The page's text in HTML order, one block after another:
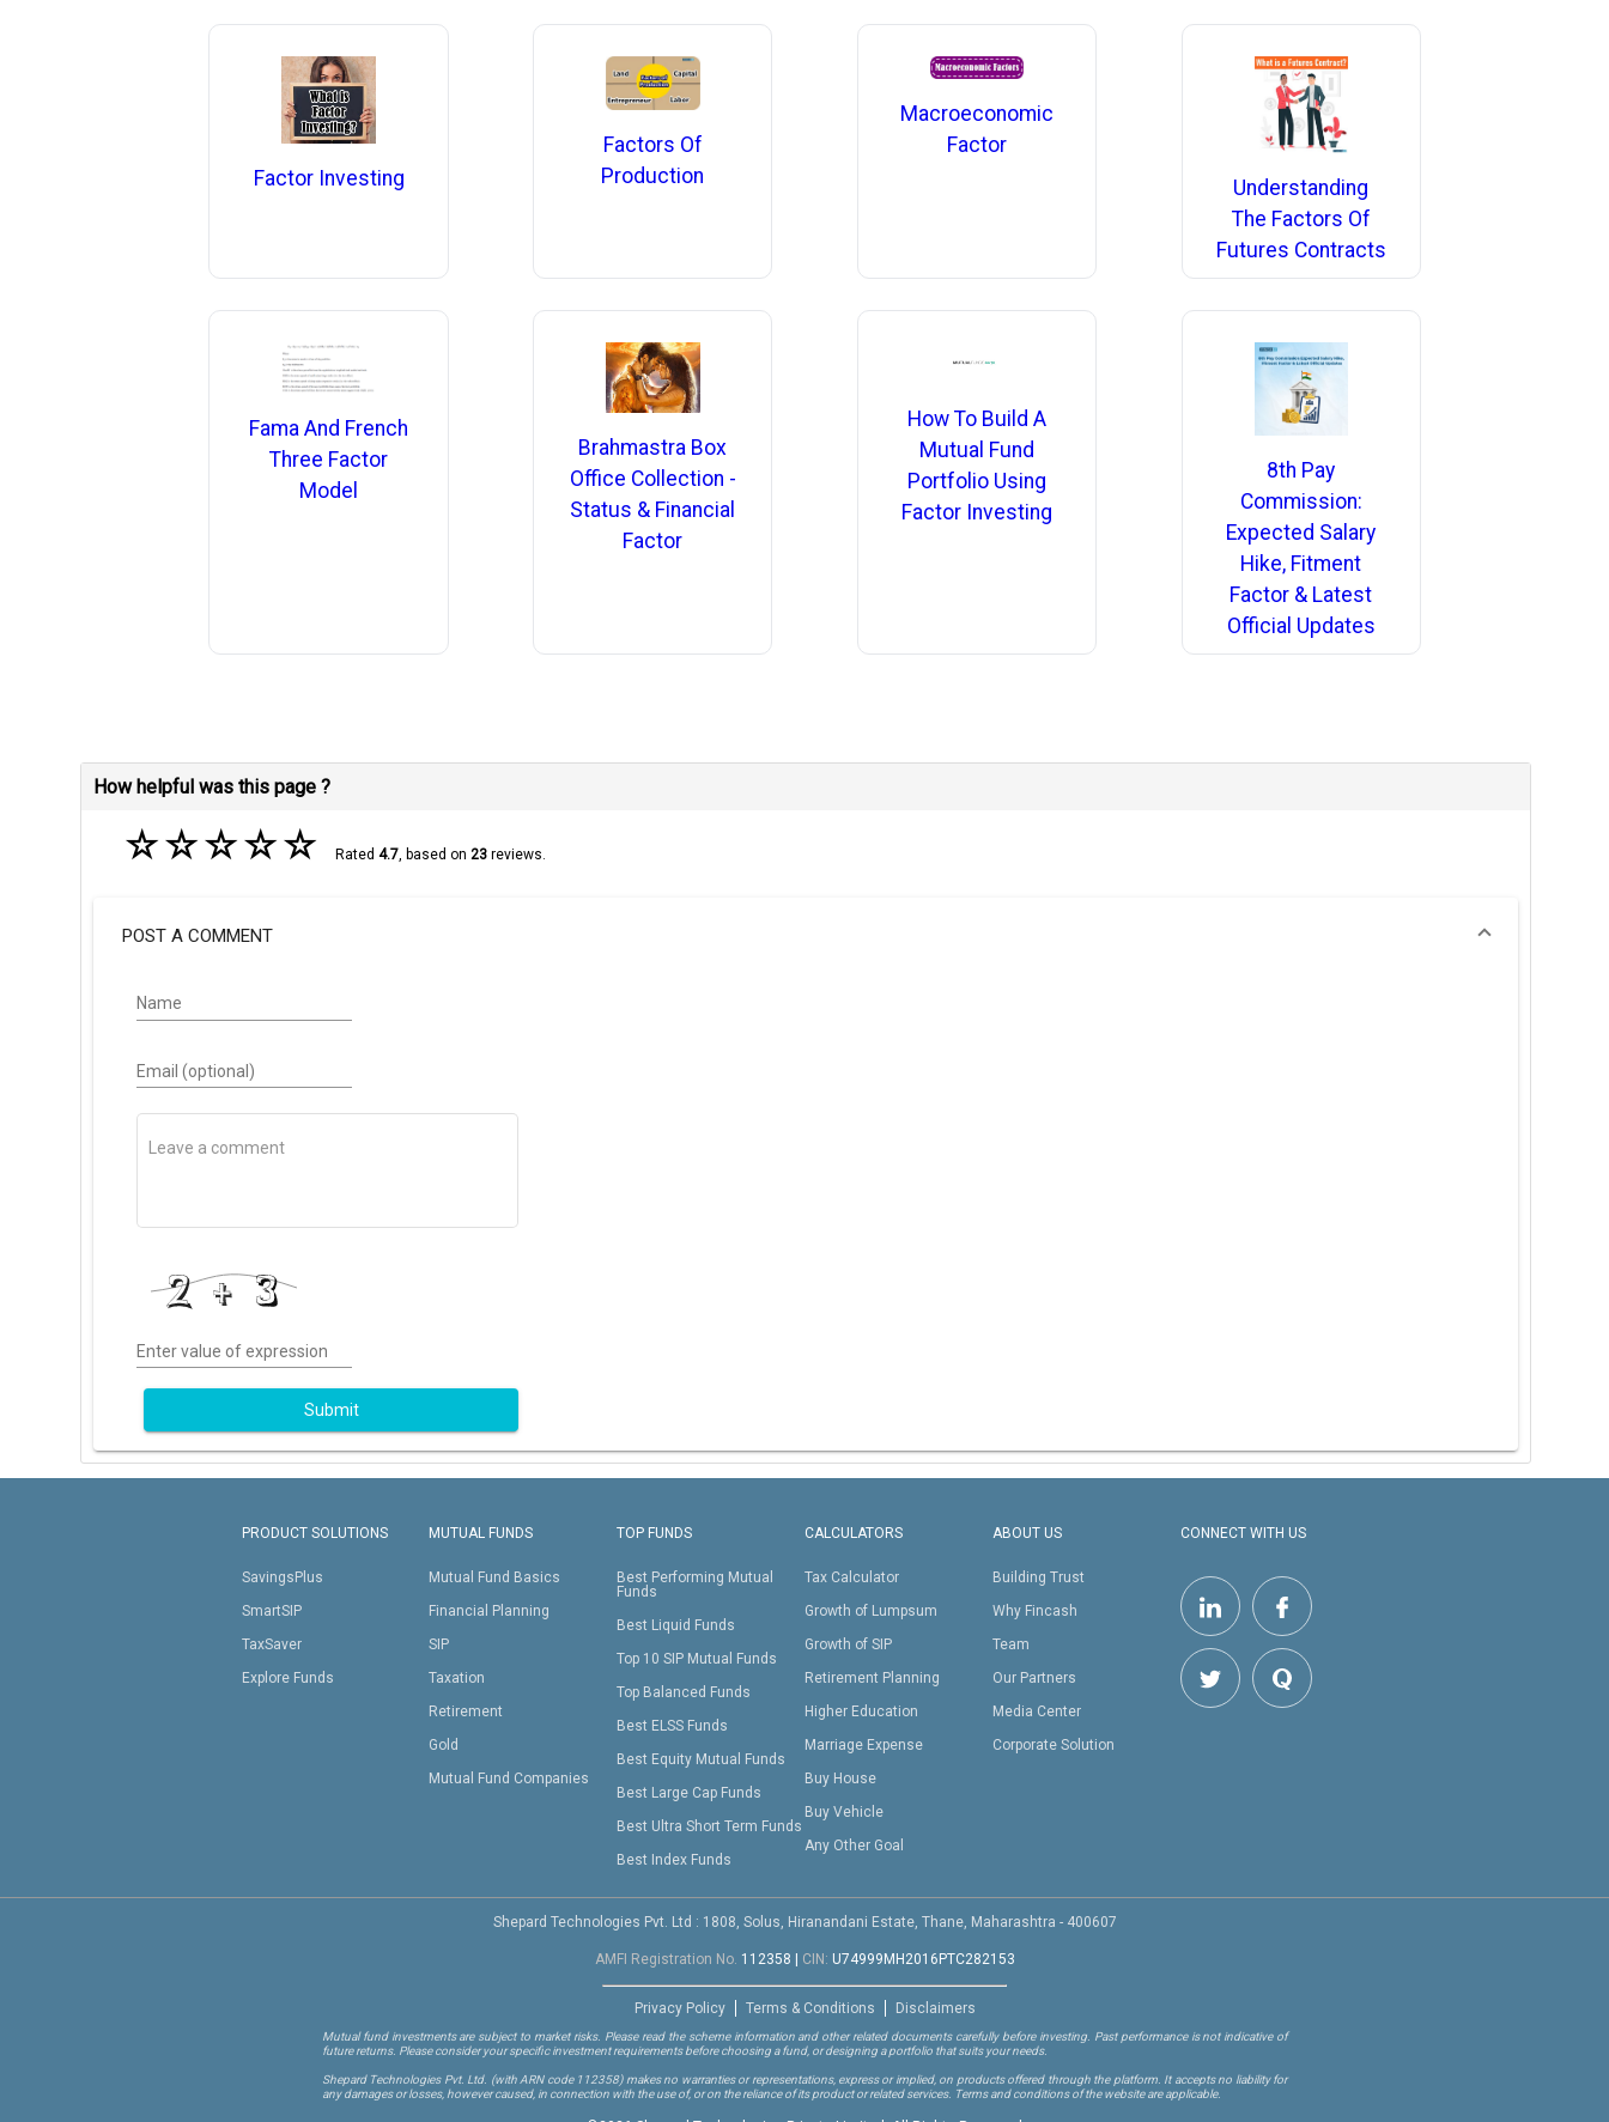
Factor Investing
Factors Of
Production
Macroeconomic
Factor
Understanding
The Factors Of
Futures Contracts
Fama And French
Three Factor
Model
Brahmastra Box
Office Collection -
Status & Financial
Factor
How To Build A
Mutual Fund
Portfolio Using
Factor Investing
8th Pay
Commission:
Expected Salary
Hike, Fitment
Factor & Latest
Official Updates
How helpful was this page ?
☆☆☆☆☆ Rated 4.7, based on 23reviews.
POST A COMMENT
Name
Email (optional)
Enter value of expression
Submit
PRODUCT SOLUTIONS
SavingsPlus
SmartSIP
TaxSaver
Explore Funds
MUTUAL FUNDS
Mutual Fund Basics
Financial Planning
SIP
Taxation
Retirement
Gold
Mutual Fund Companies
TOP FUNDS
Best Performing Mutual
Funds
Best Liquid Funds
Top 10 SIP Mutual Funds
Top Balanced Funds
Best ELSS Funds
Best Equity Mutual Funds
Best Large Cap Funds
Best Ultra Short Term Funds
Best Index Funds
CALCULATORS
Tax Calculator
Growth of Lumpsum
Growth of SIP
Retirement Planning
Higher Education
Marriage Expense
Buy House
Buy Vehicle
Any Other Goal
ABOUT US
Building Trust
Why Fincash
Team
Our Partners
Media Center
Corporate Solution
CONNECT WITH US
Shepard Technologies Pvt. Ltd : 1808, Solus, Hiranandani Estate, Thane, Maharashtra - 400607
AMFI Registration No. 112358 CIN: U74999MH2016PTC282153
Privacy Policy Terms & Conditions Disclaimers
Mutual fund investments are subject to market risks. Please read the scheme information and other related documents carefully before investing. Past performance is not indicative of
future returns. Please consider your specific investment requirements before choosing a fund, or designing a portfolio that suits your needs.
Shepard Technologies Pvt. Ltd. (with ARN code 112358)makes no warranties or representations, express or implied, on products offered through the platform. It accepts no liability for
any damages or losses, however caused, in connection with the use of, or on the reliance of its product or related services. Terms and conditions of the website are applicable.